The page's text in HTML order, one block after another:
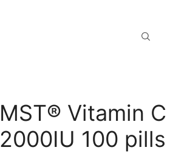
MST® Vitamin
2000IU 100 pills